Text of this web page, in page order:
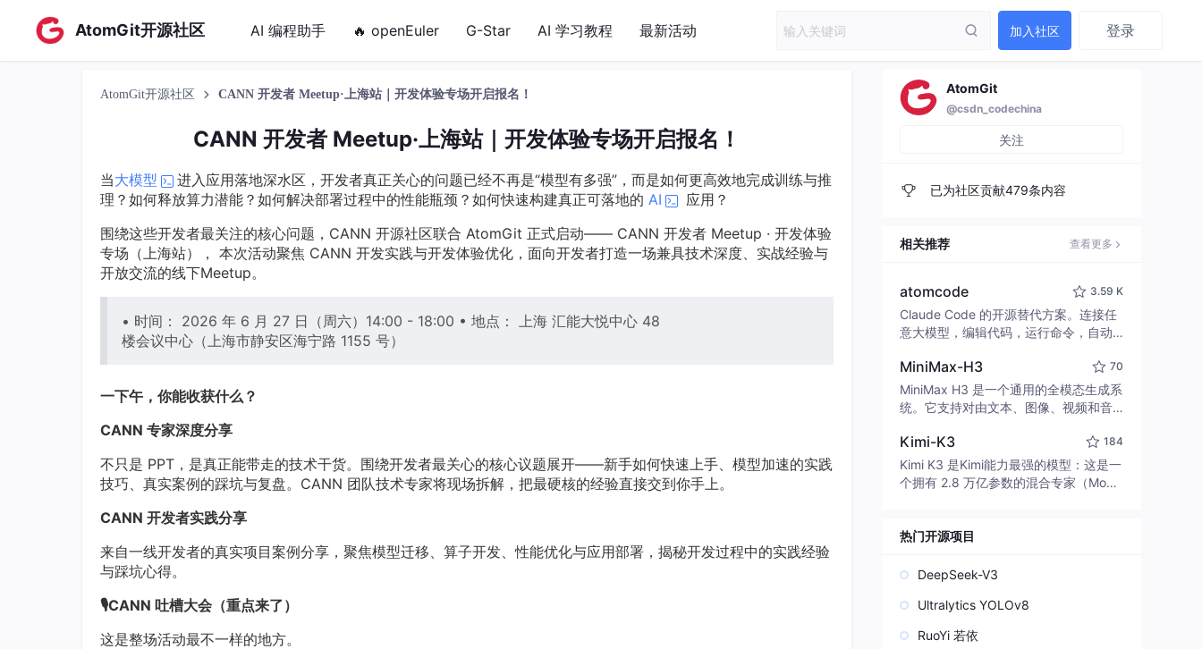
AtomGit开源社区 AI 编程助手 🔥 openEuler G-Star AI 学习教程 最新活动 加入社区 登录
AtomGit开源社区 CANN 开发者 Meetup·上海站｜开发体验专场开启报名！
CANN 开发者 Meetup·上海站｜开发体验专场开启报名！
当大模型
进入应用落地深水区，开发者真正关心的问题已经不再是“模型有多强”，而是如何更高效地完成训练与推
理？如何释放算力潜能？如何解决部署过程中的性能瓶颈？如何快速构建真正可落地的 AI
应用？
围绕这些开发者最关注的核心问题，CANN 开源社区联合 AtomGit 正式启动—— CANN 开发者 Meetup · 开发体验
专场（上海站）， 本次活动聚焦 CANN 开发实践与开发体验优化，面向开发者打造一场兼具技术深度、实战经验与
开放交流的线下Meetup。
• 时间： 2026 年 6 月 27 日（周六）14:00 - 18:00 • 地点： 上海 汇能大悦中心 48
楼会议中心（上海市静安区海宁路 1155 号）
一下午，你能收获什么？
CANN 专家深度分享
不只是 PPT，是真正能带走的技术干货。围绕开发者最关心的核心议题展开——新手如何快速上手、模型加速的实践
技巧、真实案例的踩坑与复盘。CANN 团队技术专家将现场拆解，把最硬核的经验直接交到你手上。
CANN 开发者实践分享
来自一线开发者的真实项目案例分享，聚焦模型迁移、算子开发、性能优化与应用部署，揭秘开发过程中的实践经验
与踩坑心得。
🎙️CANN 吐槽大会（重点来了）
这是整场活动最不一样的地方。
AtomGit
@csdn_codechina
关注
已为社区贡献479条内容
相关推荐 查看更多
atomcode 3.59 K
Claude Code 的开源替代方案。连接任
意大模型，编辑代码，运行命令，自动
致性能。 ｜ An open-source alternativ
e to Claude Code. Connect any LLM,
edit code, run commands, and verify
MiniMax-H3 70
MiniMax H3 是一个通用的全模态生成系
统。它支持对由文本、图像、视频和音
并能生成分辨率高达 2K、时长可达 15
秒的带原生立体声音频的视频。得益于
面向任务泛化的系统设计，H3 在预训练
模态指令。
Kimi-K3 184
Kimi K3 是Kimi能力最强的模型：这是一
个拥有 2.8 万亿参数的混合专家（Mo
热门开源项目
DeepSeek-V3
Ultralytics YOLOv8
RuoYi 若依